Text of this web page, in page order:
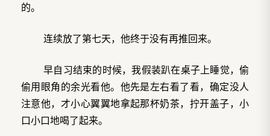
的。
连续放了第七天，他终于没有再推回来。
早自习结束的时候，我假装趴在桌子上睡觉，偷
偷用眼角的余光看他。他先是左右看了看，确定没人
注意他，才小心翼翼地拿起那杯奶茶，拧开盖子，小
口小口地喝了起来。